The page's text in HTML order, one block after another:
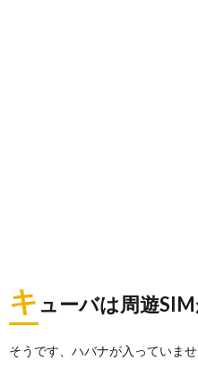
キ ューバは周遊
そうです、ハバナが入っていませ